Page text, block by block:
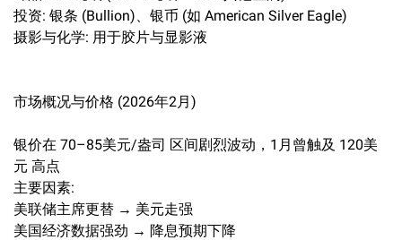
投资: 银条 (Bullion)、银币 (如 American Silver Eagle)
摄影与化学: 用于胶片与显影液
市场概况与价格 (2026年2月)
银价在 70–85美元/盎司 区间剧烈波动，1月曾触及 120美
元 高点
主要因素:
美联储主席更替 → 美元走强
美国经济数据强劲 → 降息预期下降